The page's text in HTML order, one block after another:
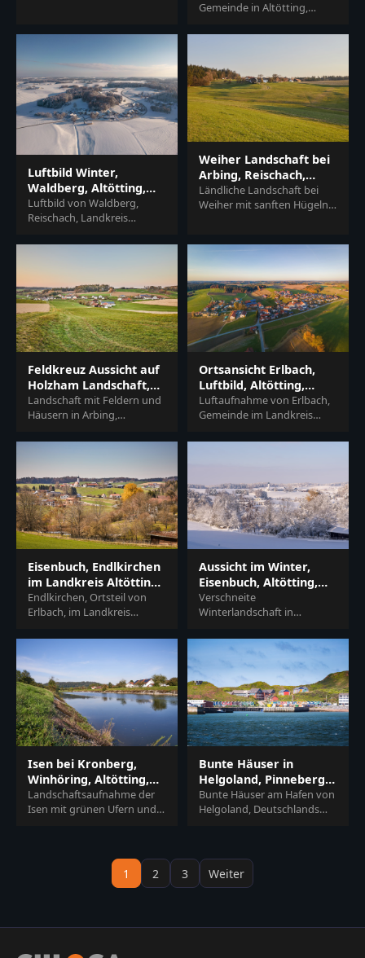
der Region Inn-Sa...
Gemeinde in Altötting,
Ortsansicht mit
umliegender Landschaft
der...
Luftbild Winter,
Waldberg, Altötting,
Oberbayern
Luftbild von Waldberg,
Reischach, Landkreis
Verschneite Landschaft der
Weiher Landschaft bei
Arbing, Reischach,
Altötting
Ländliche Landschaft bei
Weiher mit sanften Hügeln,
Gemeinde Reischach, L...
Feldkreuz Aussicht auf
Holzham Landschaft,
Arbing, Altötting
Landschaft mit Feldern und
Häusern in Arbing,
Altötting, Oberbayern,
Szenerie...
Ortsansicht Erlbach,
Luftbild, Altötting,
Oberbayern
Luftaufnahme von Erlbach,
Gemeinde im Landkreis
die ländliche Inn-Salzach
Eisenbuch, Endlkirchen
im Landkreis Altötting,
Oberbayern
Endlkirchen, Ortsteil von
Erlbach, im Landkreis
Landschaft mit Kirche,
Häusern, Hügeln und
Bäumen...
Aussicht im Winter,
Eisenbuch, Altötting,
Oberbayern
Verschneite
Winterlandschaft in
Landkreis Altötting,
Oberbayern, Deutschland.
Region Inn-Salzach mit...
Isen bei Kronberg,
Winhöring, Altötting,
Oberbayern
Landschaftsaufnahme der
Isen mit grünen Ufern und
Bunte Häuser in
Helgoland, Pinneberg,
Schleswig-Holstein
Bunte Häuser am Hafen von
Helgoland, Deutschlands
1 2 3 Weiter